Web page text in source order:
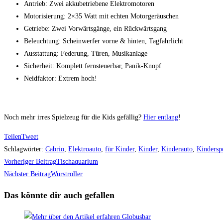
Antrieb: Zwei akkubetriebene Elektromotoren
Motorisierung: 2×35 Watt mit echten Motorgeräuschen
Getriebe: Zwei Vorwärtsgänge, ein Rückwärtsgang
Beleuchtung: Scheinwerfer vorne & hinten, Tagfahrlicht
Ausstattung: Federung, Türen, Musikanlage
Sicherheit: Komplett fernsteuerbar, Panik-Knopf
Neidfaktor: Extrem hoch!
Noch mehr irres Spielzeug für die Kids gefällig? Hier entlang!
TeilenTweet
Schlagwörter: Cabrio, Elektroauto, für Kinder, Kinder, Kinderauto,
Weitere
Artikel
ansehen
Vorheriger BeitragTischaquarium
Nächster BeitragWurstroller
Das könnte dir auch gefallen